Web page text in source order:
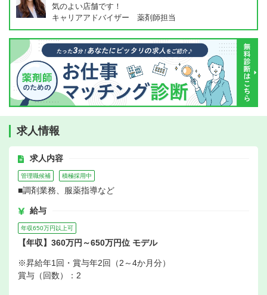
気のよい店舗です！
キャリアアドバイザー 薬剤師担当
求人情報
求人内容
管理職候補 積極採用中
■調剤業務、服薬指導など
給与
年収650万円以上可
【年収】360万円～650万円位 モデル
※昇給年1回・賞与年2回（2～4か月分）
賞与（回数）：2